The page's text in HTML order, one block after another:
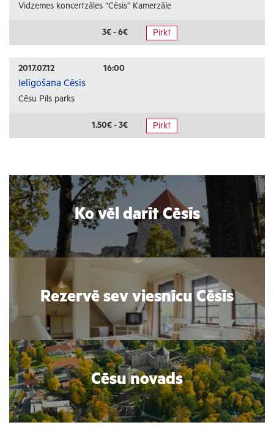
Vidzemes koncertzāles “Cēsis” Kamerzāle
3€ - 6€ Pirkt
2017.07.12 16:00
Ielīgošana Cēsīs
Cēsu Pils parks
1.50€ - 3€ Pirkt
Ko vēl darīt Cēsīs
Rezervē sev viesnīcu Cēsīs
Cēsu novads